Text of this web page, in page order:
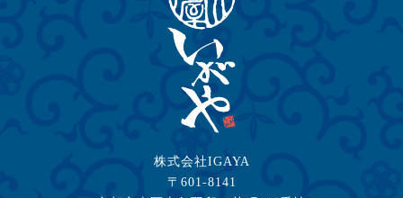
株式会社IGAYA
〒601-8141